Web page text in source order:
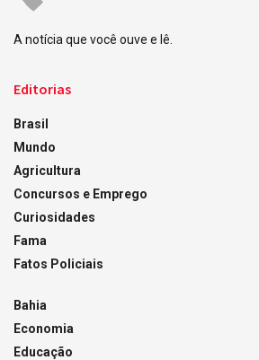
A notícia que você ouve e lê.
Editorias
Brasil
Mundo
Agricultura
Concursos e Emprego
Curiosidades
Fama
Fatos Policiais
Bahia
Economia
Educação